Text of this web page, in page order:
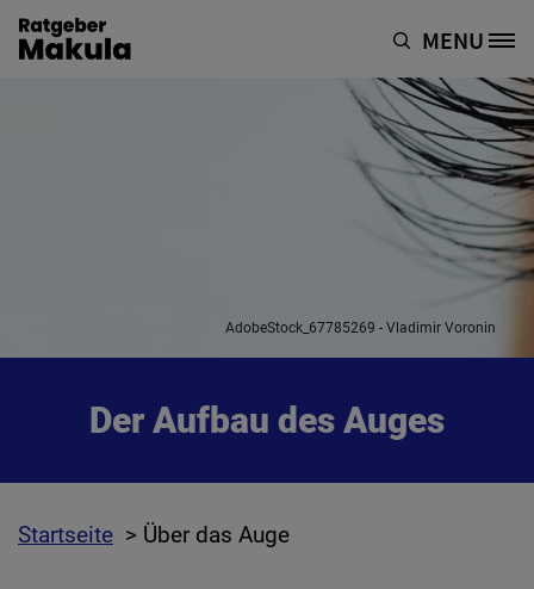
Site Logo
MENU
AdobeStock_67785269 - Vladimir Voronin
Der Aufbau des Auges
Startseite > Über das Auge